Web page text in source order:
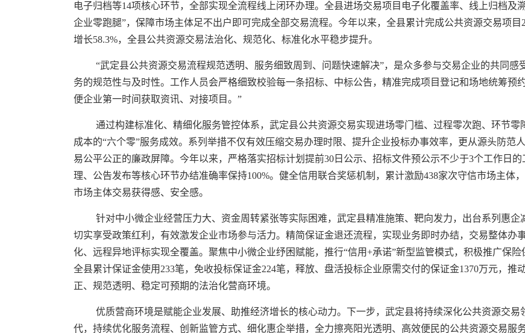
电子归档等14项核心环节，全部实现全流程线上闭环办理。全县进场交易项目电子化覆盖率、线上归档及
企业零跑腿”，保障市场主体足不出户即可完成全部交易流程。今年以来，全县累计完成公共资源交易项目
增长58.3%，全县公共资源交易法治化、规范化、标准化水平稳步提升。
“武定县公共资源交易流程规范透明、服务细致周到、问题快速解决”，是众多参与交易企业的共同
务的规范性与及时性。工作人员会严格细致校验每一条招标、中标公告，精准完成项目登记和场地统筹预
便企业第一时间获取资讯、对接项目。”
通过构建标准化、精细化服务管控体系，武定县公共资源交易实现进场零门槛、过程零次跑、环节
成本的“六个零”服务成效。系列举措不仅有效压缩交易办理时限、提升企业投标办事效率，更从源头防范
易公平公正的廉政屏障。今年以来，严格落实招标计划提前30日公示、招标文件预公示不少于3个工作日
理、公告发布等核心环节办结准确率保持100%。健全信用联合奖惩机制，累计激励438家次守信市场主体
市场主体交易获得感、安全感。
针对中小微企业经营压力大、资金周转紧张等实际困难，武定县精准施策、靶向发力，出台系列惠
切实享受政策红利，有效激发企业市场参与活力。精简保证金退还流程，实现业务即时办结，交易整体办
化、远程异地评标实现全覆盖。聚焦中小微企业纾困赋能，推行“信用+承诺”新型监管模式，积极推广保险
全县累计保证金使用233笔，免收投标保证金224笔，释放、盘活投标企业原需交付的保证金1370万元，推
正、规范透明、稳定可预期的法治化营商环境。
优质营商环境是赋能企业发展、助推经济增长的核心动力。下一步，武定县将持续深化公共资源交
代，持续优化服务流程、创新监管方式、细化惠企举措，全力擦亮阳光透明、高效便民的公共资源交易服